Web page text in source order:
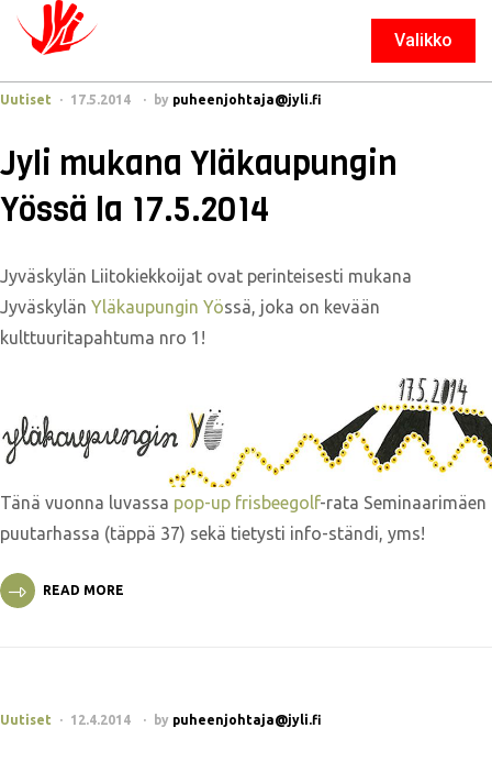
Valikko
Sulje
Uutiset 17.5.2014 by puheenjohtaja@jyli.fi
Jyli mukana Yläkaupungin
Yössä la 17.5.2014
Jyväskylän Liitokiekkoijat ovat perinteisesti mukana
Jyväskylän Yläkaupungin Yössä, joka on kevään
kulttuuritapahtuma nro 1!
Tänä vuonna luvassa pop-up frisbeegolf-rata Seminaarimäen
puutarhassa (täppä 37) sekä tietysti info-ständi, yms!
READ MORE
Uutiset 12.4.2014 by puheenjohtaja@jyli.fi